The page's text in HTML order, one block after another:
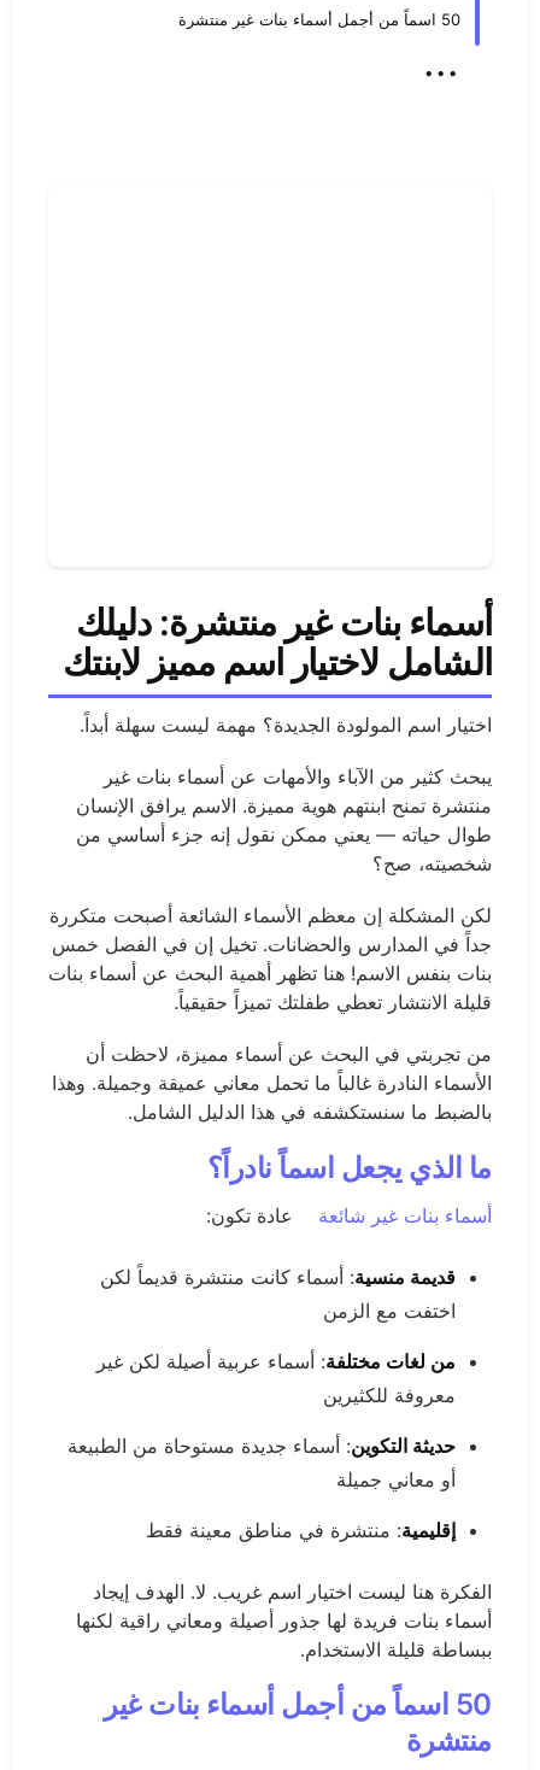
50 اسماً من أجمل أسماء بنات غير منتشرة
...
أسماء بنات غير منتشرة: دليلك
الشامل لاختيار اسم مميز لابنتك
اختيار اسم المولودة الجديدة؟ مهمة ليست سهلة أبداً.
يبحث كثير من الآباء والأمهات عن أسماء بنات غير
منتشرة تمنح ابنتهم هوية مميزة. الاسم يرافق الإنسان
طوال حياته — يعني ممكن نقول إنه جزء أساسي من
شخصيته، صح؟
لكن المشكلة إن معظم الأسماء الشائعة أصبحت متكررة
جداً في المدارس والحضانات. تخيل إن في الفصل خمس
بنات بنفس الاسم! هنا تظهر أهمية البحث عن أسماء بنات
قليلة الانتشار تعطي طفلتك تميزاً حقيقياً.
من تجربتي في البحث عن أسماء مميزة، لاحظت أن
الأسماء النادرة غالباً ما تحمل معاني عميقة وجميلة. وهذا
بالضبط ما سنستكشفه في هذا الدليل الشامل.
ما الذي يجعل اسماً نادراً؟
أسماء بنات غير شائعة عادة تكون:
قديمة منسية: أسماء كانت منتشرة قديماً لكن
اختفت مع الزمن
من لغات مختلفة: أسماء عربية أصيلة لكن غير
معروفة للكثيرين
حديثة التكوين: أسماء جديدة مستوحاة من الطبيعة
أو معاني جميلة
إقليمية: منتشرة في مناطق معينة فقط
الفكرة هنا ليست اختيار اسم غريب. لا. الهدف إيجاد
أسماء بنات فريدة لها جذور أصيلة ومعاني راقية لكنها
ببساطة قليلة الاستخدام.
50 اسماً من أجمل أسماء بنات غير
منتشرة